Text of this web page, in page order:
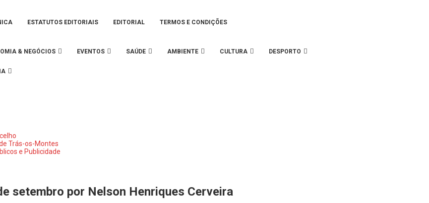
ESTATUTOS EDITORIAIS EDITORIAL TERMOS E CONDIÇÕES
& NEGÓCIOS EVENTOS SAÚDE AMBIENTE CULTURA DESPORTO
Trás-os-Montes
e Publicidade
setembro por Nelson Henriques Cerveira